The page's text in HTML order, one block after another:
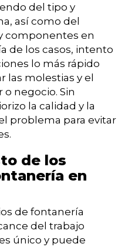
del tipo y
así como del
componentes en
de los casos, intento
lo más rápido
las molestias y el
negocio. Sin
la calidad y la
problema para evitar
de los
en
de fontanería
del trabajo
único y puede